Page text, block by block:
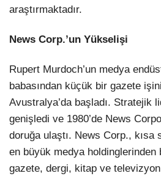
araştırmaktadır.
News Corp.’un Yükselişi
Rupert Murdoch’un medya
babasından küçük bir gazete
Avustralya’da başladı. Stratejik
genişledi ve 1980’de News
doruğa ulaştı. News Corp., kısa
en büyük medya holdinglerinden
gazete, dergi, kitap ve